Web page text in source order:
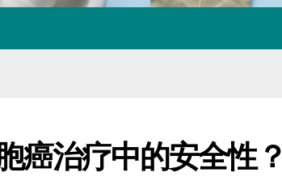
癌治疗中的安全性？